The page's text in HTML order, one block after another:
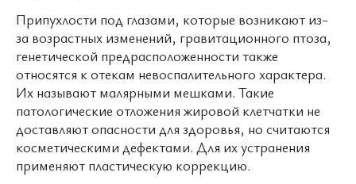
Припухлости под глазами, которые возникают из-
за возрастных изменений, гравитационного птоза,
генетической предрасположенности также
относятся к отекам невоспалительного характера.
Их называют малярными мешками. Такие
патологические отложения жировой клетчатки не
доставляют опасности для здоровья, но считаются
косметическими дефектами. Для их устранения
применяют пластическую коррекцию.